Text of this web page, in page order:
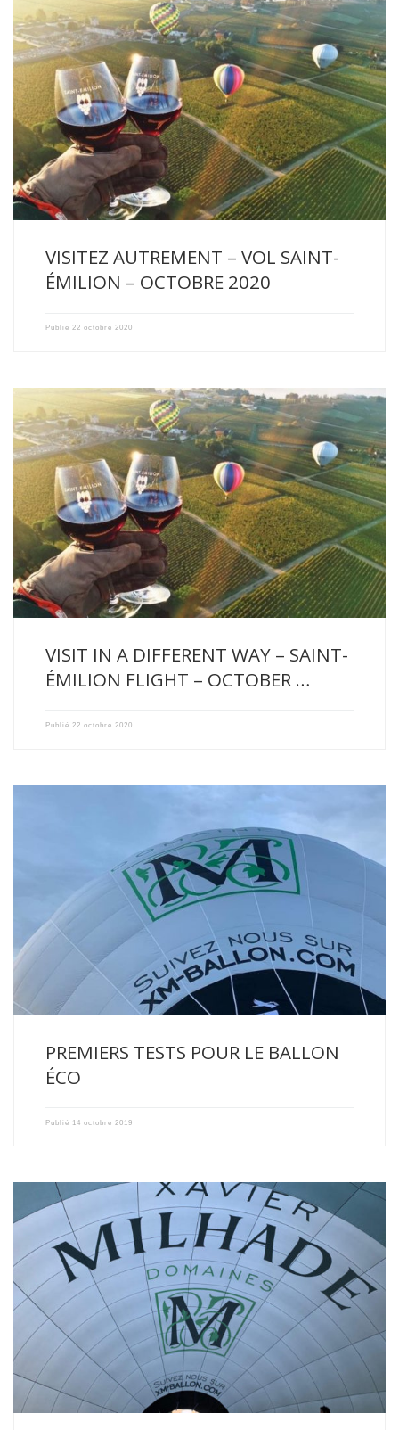
Cet automne, nous avons eu le plaisir de recevoir nos […]
VISITEZ AUTREMENT – VOL SAINT-
ÉMILION – OCTOBRE 2020
Publié 22 octobre 2020
This autumn, we had the pleasure to welcome our friends, […]
VISIT IN A DIFFERENT WAY – SAINT-
ÉMILION FLIGHT – OCTOBER …
Publié 22 octobre 2020
1er gonflage pour notre Ballon Eco ! Encore quelques étapes […]
PREMIERS TESTS POUR LE BALLON
ÉCO
Publié 14 octobre 2019
The Domaines Xavier Milhade Balloon, first Ecological Balloon made
in […]